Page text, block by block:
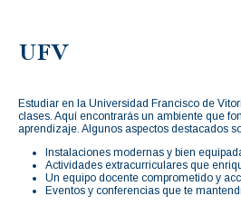
UFV
Estudiar en la Universidad Francisco de
clases. Aquí encontrarás un ambiente que
aprendizaje. Algunos aspectos destacados
Instalaciones modernas y bien
Actividades extracurriculares que
Un equipo docente comprometido y
Eventos y conferencias que te